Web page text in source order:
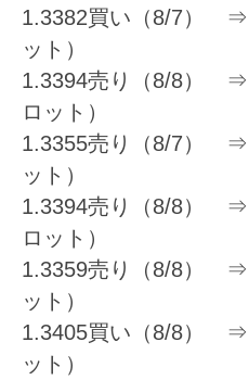
1.3382買い（8/7） ⇒
ット）
1.3394売り（8/8） ⇒
ロット）
1.3355売り（8/7） ⇒
ット）
1.3394売り（8/8） ⇒
ロット）
1.3359売り（8/8） ⇒
ット）
1.3405買い（8/8） ⇒
ット）